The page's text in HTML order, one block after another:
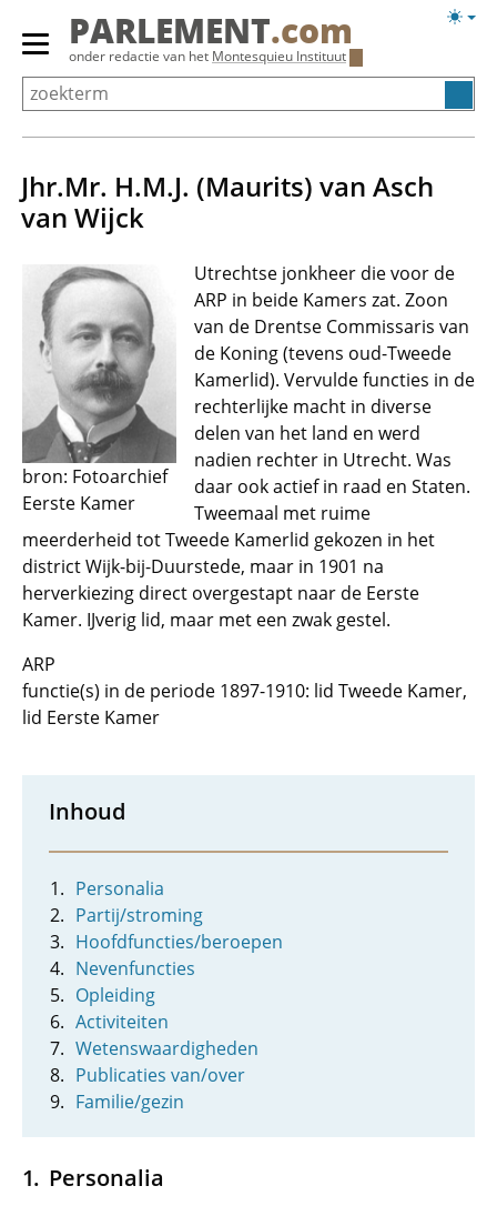
Overslaan
Primair
menu
tonen/verbergen
PARLEMENT.com
onder redactie van het Montesquieu Instituut
Jhr.Mr. H.M.J. (Maurits) van Asch
van Wijck
bron: Fotoarchief
Eerste Kamer
Utrechtse jonkheer die voor de
ARP in beide Kamers zat. Zoon
van de Drentse Commissaris van
de Koning (tevens oud-Tweede
Kamerlid). Vervulde functies in de
rechterlijke macht in diverse
delen van het land en werd
nadien rechter in Utrecht. Was
daar ook actief in raad en Staten.
Tweemaal met ruime
meerderheid tot Tweede Kamerlid gekozen in het
district Wijk-bij-Duurstede, maar in 1901 na
herverkiezing direct overgestapt naar de Eerste
Kamer. IJverig lid, maar met een zwak gestel.
ARP
functie(s) in de periode 1897-1910: lid Tweede Kamer,
lid Eerste Kamer
Inhoud
Personalia
Partij/stroming
Hoofdfuncties/beroepen
Nevenfuncties
Opleiding
Activiteiten
Wetenswaardigheden
Publicaties van/over
Familie/gezin
Personalia